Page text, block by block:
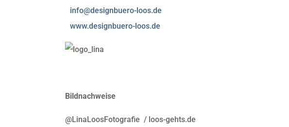
info@designbuero-loos.de
www.designbuero-loos.de
Bildnachweise
@LinaLoosFotografie / loos-gehts.de